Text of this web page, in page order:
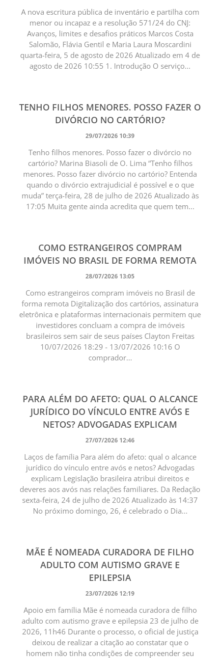
A nova escritura pública de inventário e partilha com
menor ou incapaz e a resolução 571/24 do CNJ:
Avanços, limites e desafios práticos Marcos Costa
Salomão, Flávia Gentil e Maria Laura Moscardini
quarta-feira, 5 de agosto de 2026 Atualizado em 4 de
agosto de 2026 10:55 1. Introdução O serviço...
TENHO FILHOS MENORES. POSSO FAZER O
DIVÓRCIO NO CARTÓRIO?
29/07/2026 10:39
Tenho filhos menores. Posso fazer o divórcio no
cartório? Marina Biasoli de O. Lima “Tenho filhos
menores. Posso fazer divórcio no cartório? Entenda
quando o divórcio extrajudicial é possível e o que
muda” terça-feira, 28 de julho de 2026 Atualizado às
17:05 Muita gente ainda acredita que quem tem...
COMO ESTRANGEIROS COMPRAM
IMÓVEIS NO BRASIL DE FORMA REMOTA
28/07/2026 13:05
Como estrangeiros compram imóveis no Brasil de
forma remota Digitalização dos cartórios, assinatura
eletrônica e plataformas internacionais permitem que
investidores concluam a compra de imóveis
brasileiros sem sair de seus países Clayton Freitas
10/07/2026 18:29 - 13/07/2026 10:16 O
comprador...
PARA ALÉM DO AFETO: QUAL O ALCANCE
JURÍDICO DO VÍNCULO ENTRE AVÓS E
NETOS? ADVOGADAS EXPLICAM
27/07/2026 12:46
Laços de família Para além do afeto: qual o alcance
jurídico do vínculo entre avós e netos? Advogadas
explicam Legislação brasileira atribui direitos e
deveres aos avós nas relações familiares. Da Redação
sexta-feira, 24 de julho de 2026 Atualizado às 14:37
No próximo domingo, 26, é celebrado o Dia...
MÃE É NOMEADA CURADORA DE FILHO
ADULTO COM AUTISMO GRAVE E
EPILEPSIA
23/07/2026 12:19
Apoio em família Mãe é nomeada curadora de filho
adulto com autismo grave e epilepsia 23 de julho de
2026, 11h46 Durante o processo, o oficial de justiça
deixou de realizar a citação ao constatar que o
homem não tinha condições de compreender seu